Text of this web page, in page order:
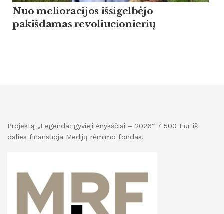
Nuo melioracijos išsigelbėjo
pakišdamas revoliucionierių
Projektą „Legenda: gyvieji Anykščiai – 2026“ 7 500 Eur iš
dalies finansuoja Medijų rėmimo fondas.